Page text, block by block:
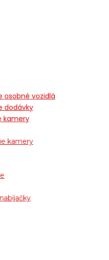
osobné vozidlá
dodávky
kamery
kamery